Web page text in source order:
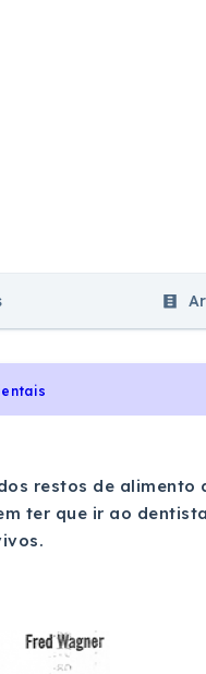
restos de alimento
ter que ir ao